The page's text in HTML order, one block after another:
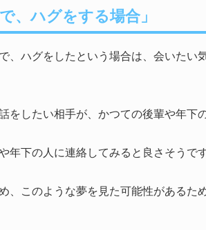
、ハグをする場合」
、ハグをしたという場合は、会いたい
をしたい相手が、かつての後輩や年下
年下の人に連絡してみると良さそうです
、このような夢を見た可能性があるため